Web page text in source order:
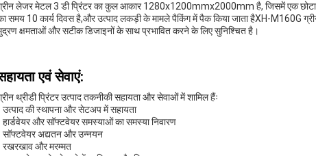
लेजर मेटल 3 डी प्रिंटर का कुल आकार 1280x1200mmx2000mm है, जिसमें एक छोटा
समय 10 कार्य दिवस है,और उत्पाद लकड़ी के मामले पैकिंग में पैक किया जाता हैXH-M160G
क्षमताओं और सटीक डिजाइनों के साथ प्रभावित करने के लिए सुनिश्चित है।
एवं सेवाएं:
थ्रीडी प्रिंटर उत्पाद तकनीकी सहायता और सेवाओं में शामिल हैंः
उत्पाद की स्थापना और सेटअप में सहायता
हार्डवेयर और सॉफ्टवेयर समस्याओं का समस्या निवारण
सॉफ्टवेयर अद्यतन और उन्नयन
रखरखाव और मरम्मत